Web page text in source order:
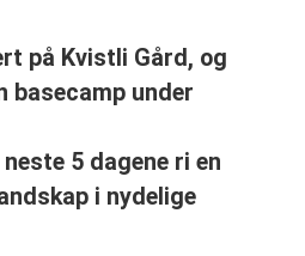
på Kvistli Gård, og
basecamp under
5 dagene ri en
i nydelige